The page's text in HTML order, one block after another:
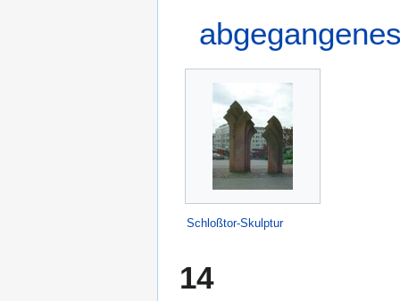
Schloßtor-Skulptur
14